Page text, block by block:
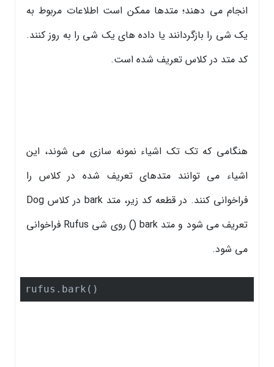
انجام می دهند؛ متدها ممکن است اطلاعات مربوط به
یک شی را بازگردانند یا داده های یک شی را به روز کنند.
کد متد در کلاس تعریف شده است.
هنگامی که تک تک اشیاء نمونه سازی می شوند، این
اشیاء می توانند متدهای تعریف شده در کلاس را
فراخوانی کنند. در قطعه کد زیر، متد bark در کلاس Dog
تعریف می شود و متد bark () روی شی Rufus فراخوانی
می شود.
rufus.bark()